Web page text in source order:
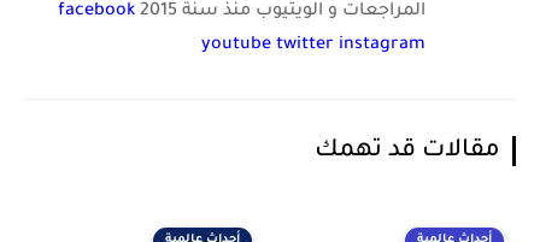
المراجعات و الويتيوب منذ سنة 2015
facebook
youtube twitter instagram
مقالات قد تهمك